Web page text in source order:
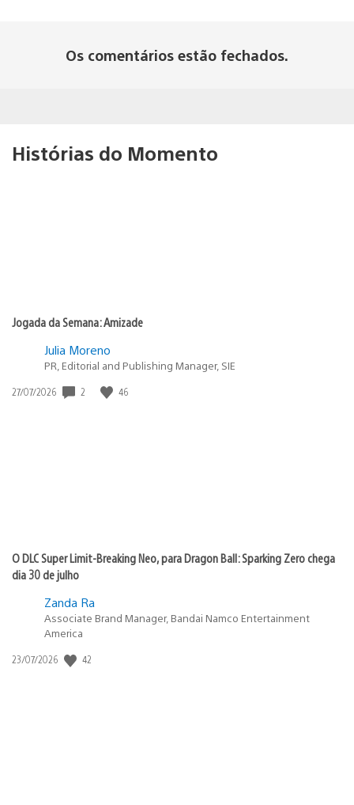
Os comentários estão fechados.
Histórias do Momento
Jogada da Semana: Amizade
Julia Moreno
PR, Editorial and Publishing Manager, SIE
Data
27/07/2026 2 46
O DLC Super Limit-Breaking Neo, para Dragon Ball: Sparking Zero chega
dia 30 de julho
Zanda Ra
Associate Brand Manager, Bandai Namco Entertainment
America
Data
23/07/2026 42